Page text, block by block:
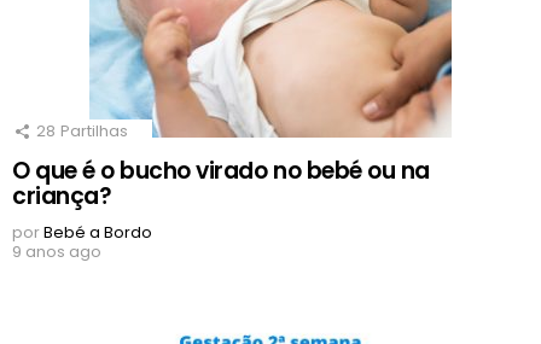
28 Partilhas
O que é o bucho virado no bebé ou na
criança?
porBebé a Bordo
9 anos ago